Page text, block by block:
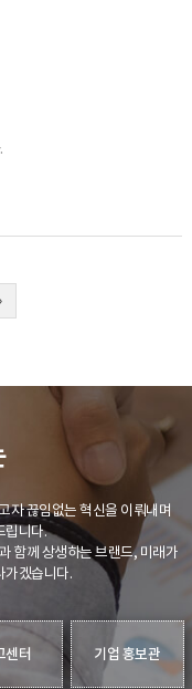
자 끊임없는 혁신을 이뤄내며
립니다.
함께 상생하는 브랜드, 미래가
가겠습니다.
센터 기업 홍보관